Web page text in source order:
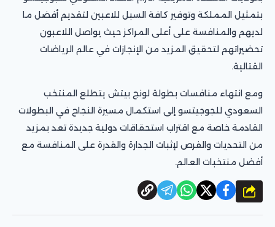
بتمثيل المملكة وتوفير كافة السبل للاعبين لتقديم أفضل ما
لديهم والمنافسة على أعلى المراكز حيث يواصل اللاعبون
تحضيراتهم لتحقيق المزيد من الإنجازات في عالم الرياضات
القتالية.
ومع انتهاء منافسات بطولة لونج بيتش يتطلع المنتخب
السعودي للجوجيتسو إلى استكمال مسيرة النجاح في البطولات
القادمة خاصة مع اقتراب استحقاقات دولية جديدة تعد بمزيد
من التحديات والفرص لإثبات الجدارة والقدرة على المنافسة مع
أفضل منتخبات العالم.
شارك